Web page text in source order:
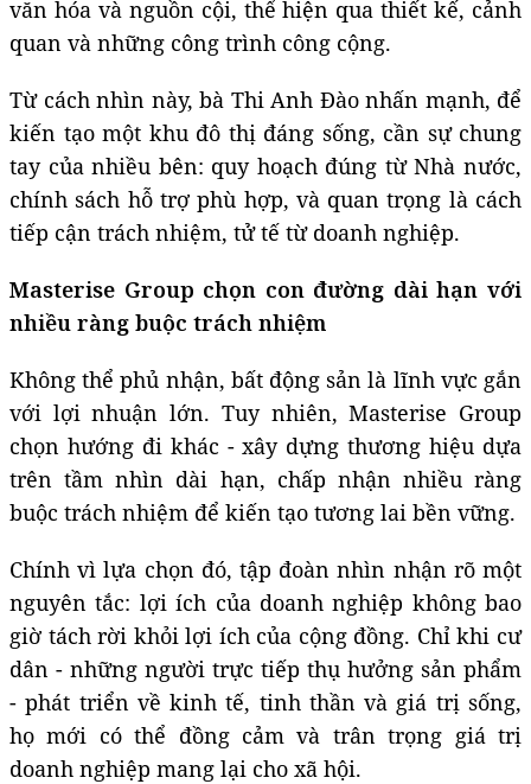
văn hóa và nguồn cội, thể hiện qua thiết kế, cảnh
quan và những công trình công cộng.
Từ cách nhìn này, bà Thi Anh Đào nhấn mạnh, để
kiến tạo một khu đô thị đáng sống, cần sự chung
tay của nhiều bên: quy hoạch đúng từ Nhà nước,
chính sách hỗ trợ phù hợp, và quan trọng là cách
tiếp cận trách nhiệm, tử tế từ doanh nghiệp.
Masterise Group chọn con đường dài hạn với
nhiều ràng buộc trách nhiệm
Không thể phủ nhận, bất động sản là lĩnh vực gắn
với lợi nhuận lớn. Tuy nhiên, Masterise Group
chọn hướng đi khác - xây dựng thương hiệu dựa
trên tầm nhìn dài hạn, chấp nhận nhiều ràng
buộc trách nhiệm để kiến tạo tương lai bền vững.
Chính vì lựa chọn đó, tập đoàn nhìn nhận rõ một
nguyên tắc: lợi ích của doanh nghiệp không bao
giờ tách rời khỏi lợi ích của cộng đồng. Chỉ khi cư
dân - những người trực tiếp thụ hưởng sản phẩm
- phát triển về kinh tế, tinh thần và giá trị sống,
họ mới có thể đồng cảm và trân trọng giá trị
doanh nghiệp mang lại cho xã hội.